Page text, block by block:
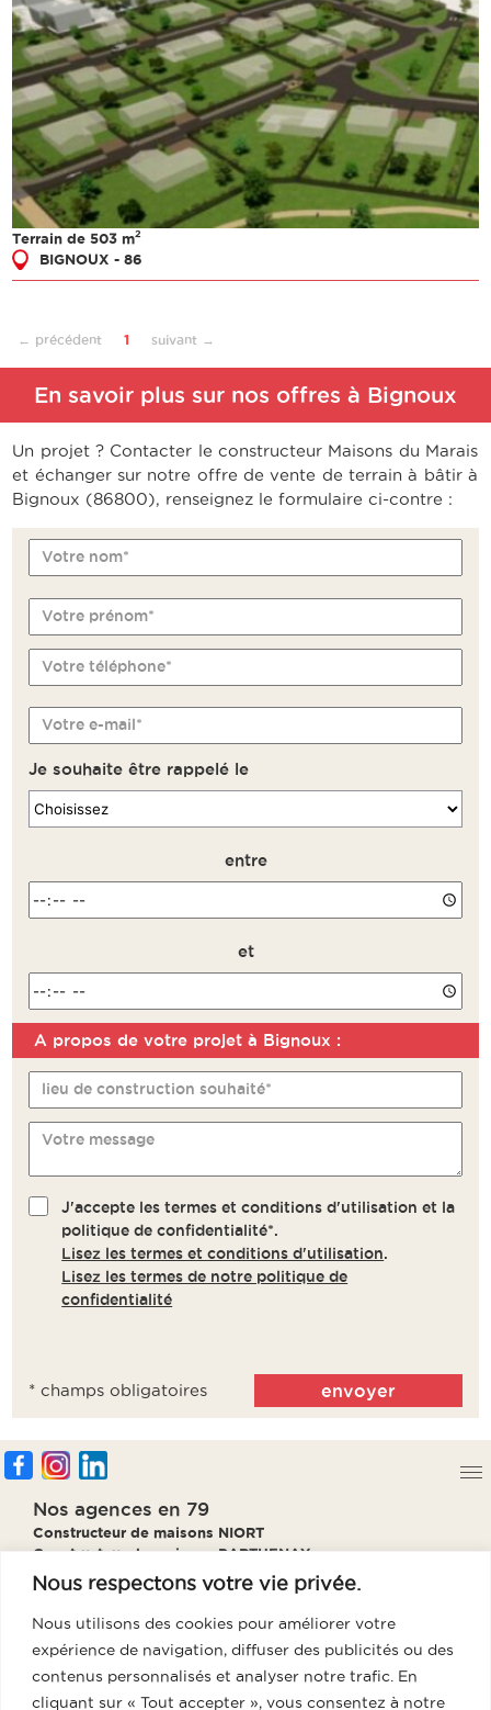
Nous respectons votre vie privée.
Nous utilisons des cookies pour améliorer votre
expérience de navigation, diffuser des publicités ou des
contenus personnalisés et analyser notre trafic. En
cliquant sur « Tout accepter », vous consentez à notre
Terrain de 503 m2
BIGNOUX - 86
← précédent 1 suivant →
En savoir plus sur nos offres à Bignoux
Un projet ? Contacter le constructeur Maisons du Marais
et échanger sur notre offre de vente de terrain à bâtir à
Bignoux (86800), renseignez le formulaire ci-contre :
Votre nom*
Votre prénom*
Votre téléphone*
Votre e-mail*
Je souhaite être rappelé le
entre
et
Remarque A propos de votre projet à Bignoux :
lieu de construction souhaité*
Votre message
J'accepte les termes et conditions d'utilisation et la
politique de confidentialité*.
Lisez les termes et conditions d'utilisation.
Lisez les termes de notre politique de
confidentialité
* champs obligatoires
Nos agences en 79
Constructeur de maisons NIORT
Constructeur de maisons PARTHENAY
Constructeur de maisons BRESSUIRE
Constructeur de maisons THOUARS
Notre agence en 85
Constructeur de maisons Fontenay
Notre agence en 86